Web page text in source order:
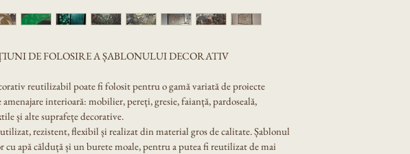
DE FOLOSIRE A ȘABLONULUI DECORATIV
reutilizabil poate fi folosit pentru o gamă variată de proiecte
amenajare interioară: mobilier, pereți, gresie, faianță, pardoseală,
și alte suprafețe decorative.
utilizat, rezistent, flexibil și realizat din material gros de calitate. Șablonul
cu apă călduță și un burete moale, pentru a putea fi reutilizat de mai